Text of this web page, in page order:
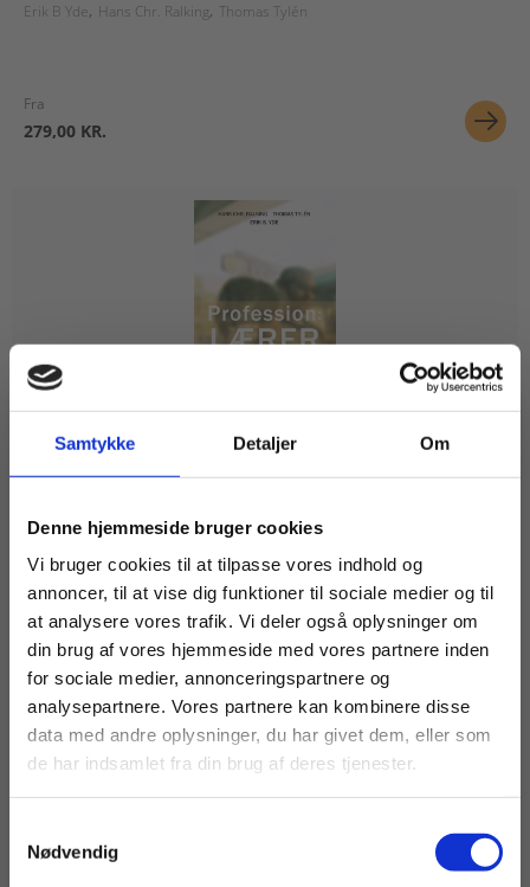
Samtykke Detaljer Om
Denne hjemmeside bruger cookies
Vi bruger cookies til at tilpasse vores indhold og
annoncer, til at vise dig funktioner til sociale medier og til
at analysere vores trafik. Vi deler også oplysninger om
din brug af vores hjemmeside med vores partnere inden
for sociale medier, annonceringspartnere og
analysepartnere. Vores partnere kan kombinere disse
data med andre oplysninger, du har givet dem, eller som
de har indsamlet fra din brug af deres tjenester.
Nødvendig
Erik B Yde Hans Chr. Ralking Thomas Tylén
Fra
279,00 KR.
eBog+
Erik B Yde Hans Chr. Ralking Thomas Tylén
Fra
279,00 KR.
Køb læremidler og find masterclasses mm.
Fortsæt som:
For privatkunder og
studerende. Du får
vist priser inkl.
For institutioner og
virksomheder. Du
får vist priser ekskl.